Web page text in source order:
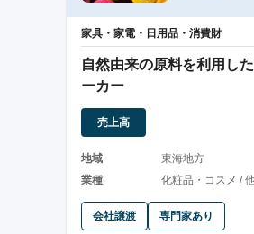
家具・家電・日用品・消費財
自然由来の原料を利用し
ーカー
売上高
地域
東海地方
業種
化粧品・コスメ /
会社譲渡 専門家あり